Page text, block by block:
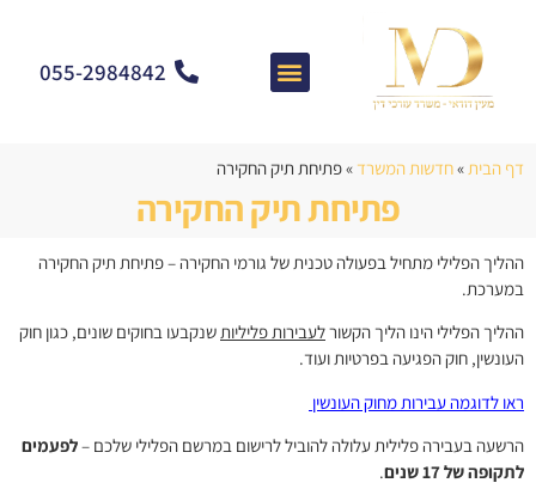
055-2984842
דף הבית»חדשות המשרד »פתיחת תיק החקירה
פתיחת תיק החקירה
ההליך הפלילי מתחיל בפעולה טכנית של גורמי החקירה – פתיחת תיק החקירה
במערכת.
ההליך הפלילי הינו הליך הקשורלעבירות פליליותשנקבעו בחוקים שונים, כגון חוק
העונשין, חוק הפגיעה בפרטיות ועוד.
ראו לדוגמה עבירות מחוק העונשין
הרשעה בעבירה פלילית עלולה להוביל לרישום במרשם הפלילי שלכם –לפעמים
לתקופה של 17 שנים
.